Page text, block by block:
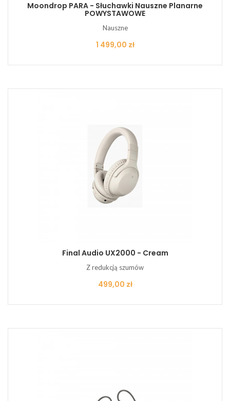
Moondrop PARA - Słuchawki Nauszne Planarne
POWYSTAWOWE
Nauszne
Cena
1 499,00 zł
Final Audio UX2000 - Cream
Z redukcją szumów
Cena
499,00 zł